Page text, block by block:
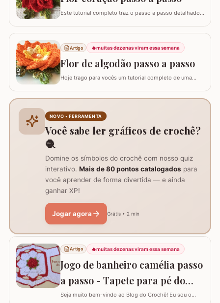
Este tutorial completo traz o passo a passo detalhado
8 pétalas, garantindo um formato mais cheio e
arredondado, ideal para tapetes, mantas e…
Artigo 🔥muitas dezenas viram essa semana
Flor de algodão passo a passo
Hoje trago para vocês um tutorial completo de uma
seu trabalho manual, seja em colchas, caminhos de
mesa ou tapetes. Vamos aprender com…
NOVO • FERRAMENTA
Você sabe ler gráficos de crochê?
🧶
Domine os símbolos do crochê com nosso quiz
interativo. Mais de 80 pontos catalogados para
você aprender de forma divertida — e ainda
ganhar XP!
Jogar agora Grátis • 2 min
Artigo 🔥muitas dezenas viram essa semana
Jogo de banheiro camélia passo
a passo - Tapete para pé do
vaso
Seja muito bem-vindo ao Blog do Crochê! Eu sou o